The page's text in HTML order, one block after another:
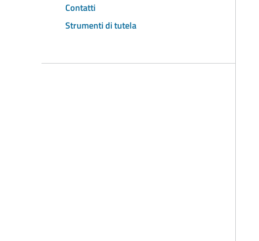
Contatti
Strumenti di tutela